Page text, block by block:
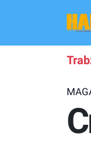
TRANSFER
Hava
Süper Lig
Tüm